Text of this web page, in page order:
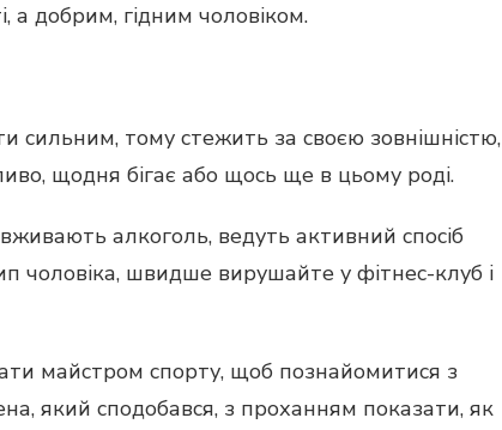
а добрим, гідним чоловіком.
сильним, тому стежить за своєю зовнішністю,
щодня бігає або щось ще в цьому роді.
алкоголь, ведуть активний спосіб
чоловіка, швидше вирушайте у фітнес-клуб і
майстром спорту, щоб познайомитися з
який сподобався, з проханням показати, як